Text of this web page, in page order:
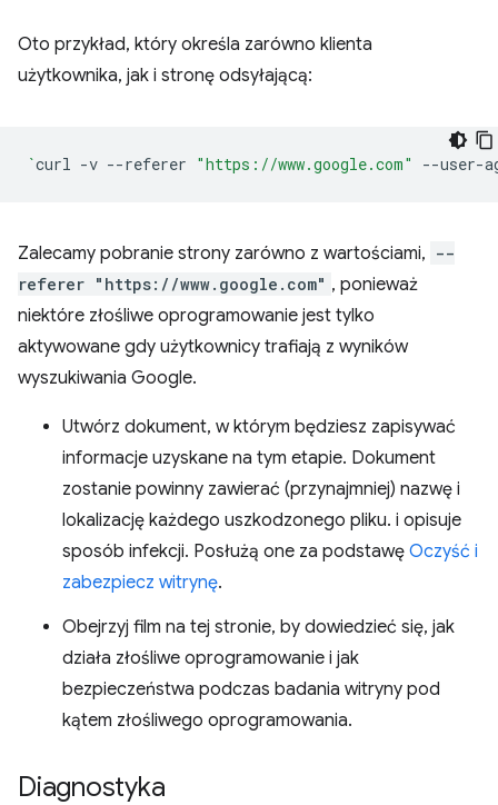
Oto przykład, który określa zarówno klienta
użytkownika, jak i stronę odsyłającą:
`curl -v --referer "https://www.google.com" --user-
Zalecamy pobranie strony zarówno z wartościami, --
referer "https://www.google.com" , ponieważ
niektóre złośliwe oprogramowanie jest tylko
aktywowane gdy użytkownicy trafiają z wyników
wyszukiwania Google.
Utwórz dokument, w którym będziesz zapisywać
informacje uzyskane na tym etapie. Dokument
zostanie powinny zawierać (przynajmniej) nazwę i
lokalizację każdego uszkodzonego pliku. i opisuje
sposób infekcji. Posłużą one za podstawę Oczyść i
zabezpiecz witrynę.
Obejrzyj film na tej stronie, by dowiedzieć się, jak
działa złośliwe oprogramowanie i jak
bezpieczeństwa podczas badania witryny pod
kątem złośliwego oprogramowania.
Diagnostyka